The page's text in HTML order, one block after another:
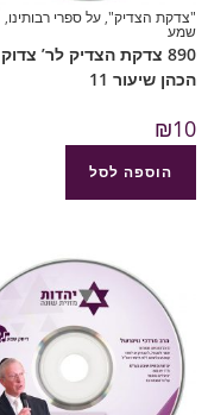
"צדקת הצדיק",על ספרי רבותינו,
שמע
890 צדקת הצדיק לר’ צדוק
הכהן שיעור 11
₪10
הוספה לסל